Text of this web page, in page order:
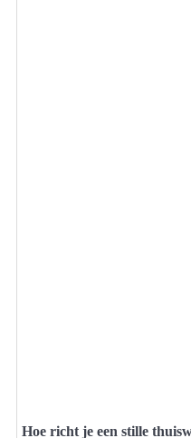
Hoe richt je een stille